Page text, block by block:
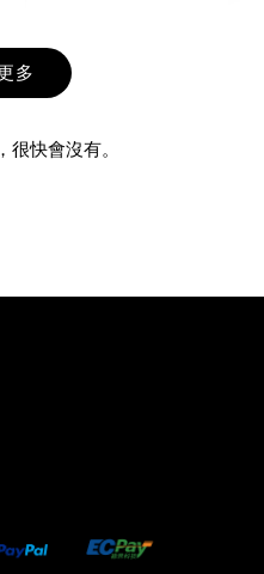
凡購買任一商品即可加購 THT 九週年 唱片墊 (2入一組)
多
快會沒有。